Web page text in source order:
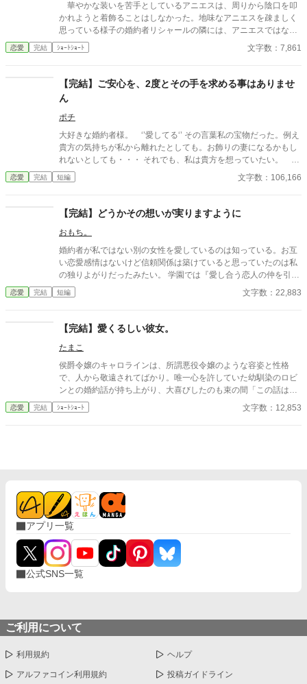
華やかな装いを苦手としているアニエスは、周りから陰口を叩
かれようと着飾ることはしなかった。地味なアニエスを疎ましく
思っている様子の婚約者リシャールの隣には、アニエスではない
別の女性が立つようになっていて……。
恋愛 完結 ｼｮｰﾄｼｮｰﾄ 文字数：7,861
【完結】ご安心を、2度とその手を求める事はありませ
ん
ポチ
大好きな婚約者様。 ‘’愛してる‘’ その言葉私の宝物だった。例え
貴方の気持ちが私から離れたとしても。お飾りの妻になるかもし
れないとしても・・・ それでも、私は貴方を想っていたい。 独
り過ごす刻もそれだけで幸せを感じられた。たった一つの希望
恋愛 完結 短編 文字数：106,166
【完結】どうかその想いが実りますように
おもち。
婚約者が私ではない別の女性を愛しているのは知っている。お互
い恋愛感情はないけど信頼関係は築けていると思っていたのは私
の独りよがりだったみたい。 学園では『愛し合う恋人の仲を引き
裂くお飾りの婚約者』と陰で言われているのは分かってる。 いつ
までも貴方を私に縛り付けていては可哀想だわ、だから私から貴
は願う事しかできないから。 ※ざまぁは薄味となっております。
（当社比）もしかしたらざまぁですらないかもしれません。汗 お
読みいただく際ご注意くださいませ。 ※完結保証。全10話+番外
編1話です。 ※番外編2話追加しました。 ※こちらの作品は「小
説家になろう」、「カクヨム」にも掲載しています。
恋愛 完結 短編 文字数：22,883
【完結】愛くるしい彼女。
たまこ
侯爵令嬢のキャロラインは、所謂悪役令嬢のような容姿と性格
で、人から敬遠されてばかり。唯一心を許していた幼馴染のロビ
ンとの婚約話が持ち上がり、大喜びしたのも束の間「この話は無
かったことに。」とバッサリ断られてしまう。失意の中、第二王
子にアプローチを受けるが、何故かいつもロビンが現れて•••。 20
恋愛 完結 ｼｮｰﾄｼｮｰﾄ 文字数：12,853
アプリ一覧
公式SNS一覧
ご利用について
利用規約 ヘルプ
アルファコイン利用規約 投稿ガイドライン